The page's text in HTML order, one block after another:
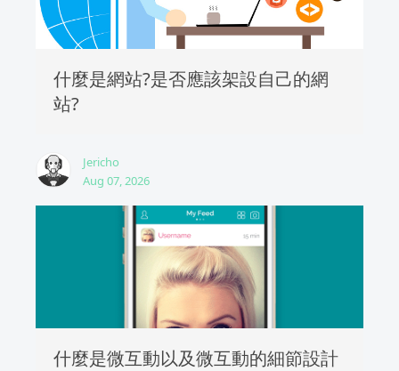
什麼是網站?是否應該架設自己的網
站?
Jericho
Aug 07, 2026
什麼是微互動以及微互動的細節設計